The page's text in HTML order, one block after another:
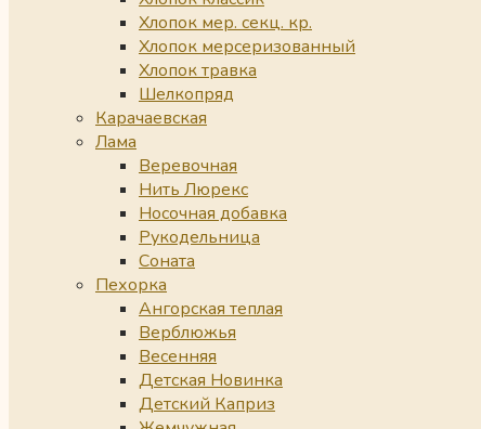
Хлопок мер. секц. кр.
Хлопок мерсеризованный
Хлопок травка
Шелкопряд
Карачаевская
Лама
Веревочная
Нить Люрекс
Носочная добавка
Рукодельница
Соната
Пехорка
Ангорская теплая
Верблюжья
Весенняя
Детская Новинка
Детский Каприз